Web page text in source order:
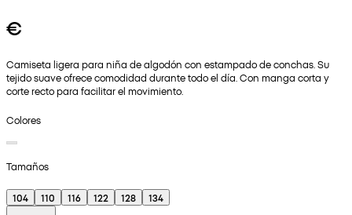
€
Camiseta ligera para niña de algodón con estampado de conchas. Su
tejido suave ofrece comodidad durante todo el día. Con manga corta y
corte recto para facilitar el movimiento.
Colores
Tamaños
104 110 116 122 128
134